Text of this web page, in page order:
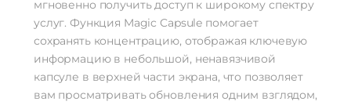
мгновенно получить доступ к широкому спектру
услуг. Функция Magic Capsule помогает
сохранять концентрацию, отображая ключевую
информацию в небольшой, ненавязчивой
капсуле в верхней части экрана, что позволяет
вам просматривать обновления одним взглядом,